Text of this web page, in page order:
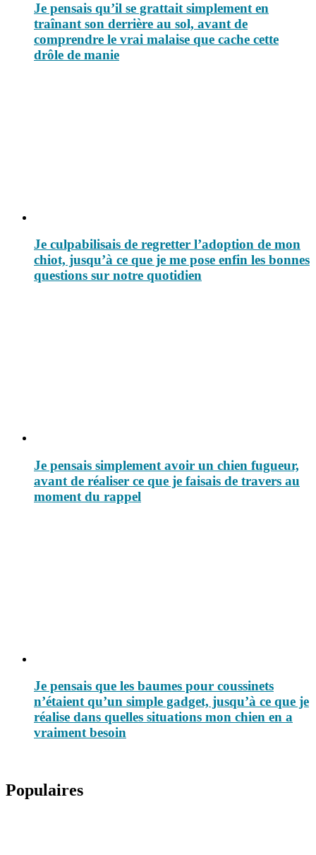
Je pensais qu’il se grattait simplement en
traînant son derrière au sol, avant de
comprendre le vrai malaise que cache cette
drôle de manie
Je culpabilisais de regretter l’adoption de mon
chiot, jusqu’à ce que je me pose enfin les bonnes
questions sur notre quotidien
Je pensais simplement avoir un chien fugueur,
avant de réaliser ce que je faisais de travers au
moment du rappel
Je pensais que les baumes pour coussinets
n’étaient qu’un simple gadget, jusqu’à ce que je
réalise dans quelles situations mon chien en a
vraiment besoin
Populaires